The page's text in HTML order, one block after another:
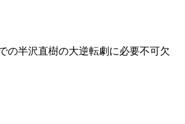
の半沢直樹の大逆転劇に必要不可欠